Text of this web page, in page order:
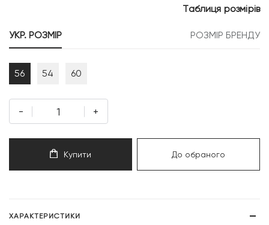
УКР. РОЗМІР
РОЗМІР БРЕНДУ
Таблиця розмірів
56 54 60
- +
Купити До обраного
ХАРАКТЕРИСТИКИ